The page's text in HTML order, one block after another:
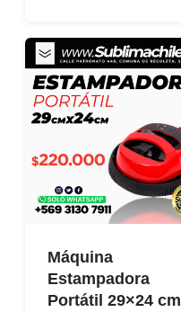
Máquina
Estampadora
Portátil 29×24 cm